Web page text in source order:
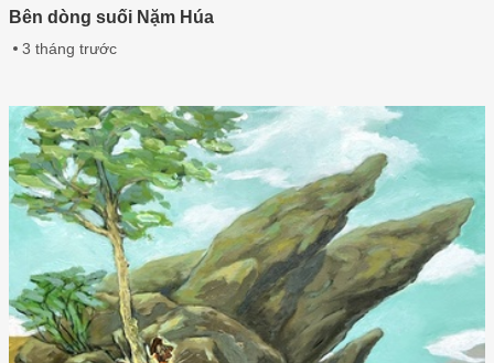
Bên dòng suối Nặm Húa
3 tháng trước